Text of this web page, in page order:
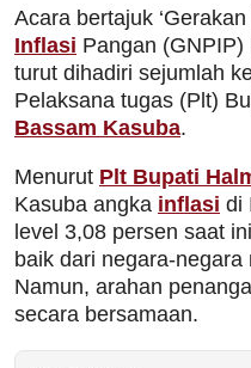
Acara bertajuk
Inflasi Pangan
turut dihadiri sejumlah
Pelaksana tugas (Plt)
Bassam Kasuba.
Menurut Plt Bupati
Kasuba angka inflasi di
level 3,08 persen saat
baik dari negara-
Namun, arahan
secara bersamaan.